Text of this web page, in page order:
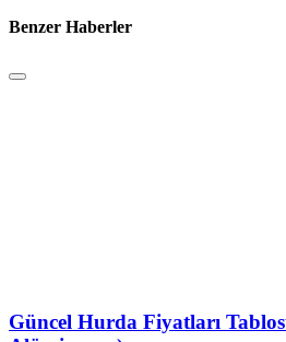
Benzer Haberler
Güncel Hurda Fiyatları